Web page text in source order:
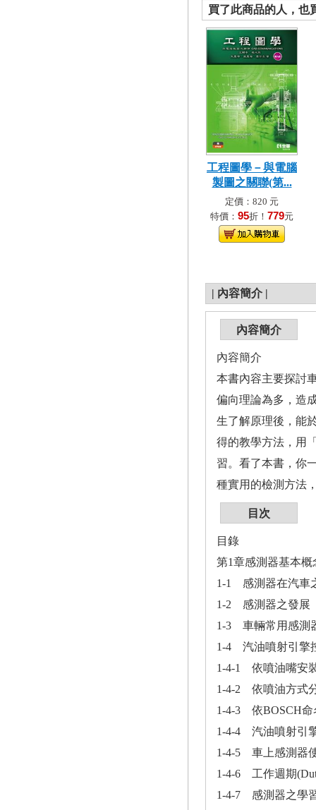
買了此商品的人，也
工程圖學－與電腦
製圖之關聯(第...
定價：820 元
特價： 95折！ 779元
| 內容簡介 |
內容簡介
內容簡介
本書內容主要探討
偏向理論為多，造
生了解原理後，能
得的教學方法，用
習。看了本書，你
種實用的檢測方法
目次
目錄
第1章感測器基本概
1-1 感測器在汽車
1-2 感測器之發展
1-3 車輛常用感測
1-4 汽油噴射引擎
1-4-1 依噴油嘴安
1-4-2 依噴油方式
1-4-3 依BOSCH命
1-4-4 汽油噴射引
1-4-5 車上感測器
1-4-6 工作週期
1-4-7 感測器之學